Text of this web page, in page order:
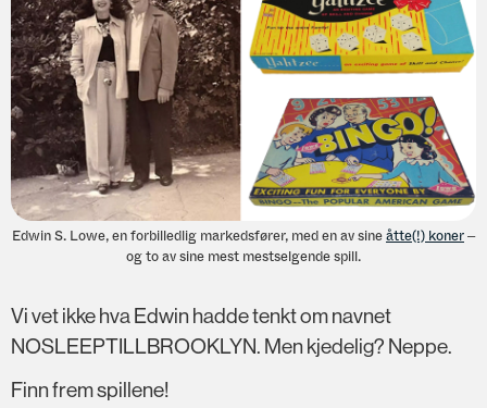
Edwin S. Lowe, en forbilledlig markedsfører, med en av sineåtte(!) koner–
og to av sine mest mestselgende spill.
Vi vet ikke hva Edwin hadde tenkt om navnet
NOSLEEPTILLBROOKLYN. Men kjedelig? Neppe.
Finn frem spillene!